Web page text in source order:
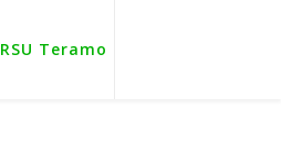
RSU Teramo